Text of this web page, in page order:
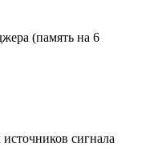
(память на 6
сигнала